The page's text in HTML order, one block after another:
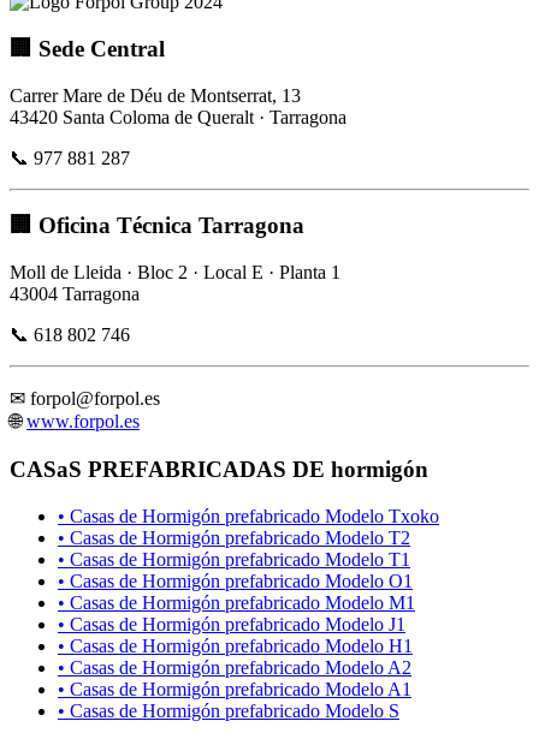
🏢 Sede Central
Carrer Mare de Déu de Montserrat, 13
43420 Santa Coloma de Queralt · Tarragona
📞 977 881 287
🏢 Oficina Técnica Tarragona
Moll de Lleida · Bloc 2 · Local E · Planta 1
43004 Tarragona
📞 618 802 746
✉ forpol@forpol.es
🌐www.forpol.es
CASaS PREFABRICADAS DE hormigón
• Casas de Hormigón prefabricado Modelo Txoko
• Casas de Hormigón prefabricado Modelo T2
• Casas de Hormigón prefabricado Modelo T1
• Casas de Hormigón prefabricado Modelo O1
• Casas de Hormigón prefabricado Modelo M1
• Casas de Hormigón prefabricado Modelo J1
• Casas de Hormigón prefabricado Modelo H1
• Casas de Hormigón prefabricado Modelo A2
• Casas de Hormigón prefabricado Modelo A1
• Casas de Hormigón prefabricado Modelo S